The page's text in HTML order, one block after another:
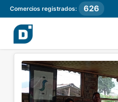
Comercios registrados: 626